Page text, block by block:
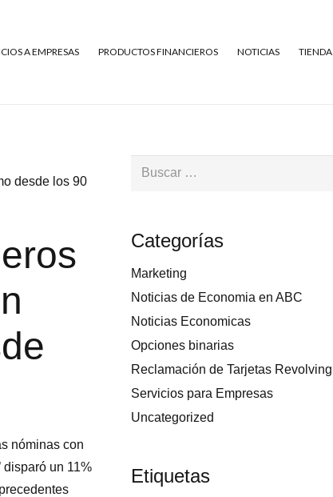
A EMPRESAS PRODUCTOS FINANCIEROS NOTICIAS TIENDA
desde los 90
nóminas con
disparó un 11%
Buscar:
Categorías
Marketing
Noticias de Economia en ABC
Noticias Economicas
Opciones binarias
Reclamación de Tarjetas Revolving
Servicios para Empresas
Uncategorized
Etiquetas